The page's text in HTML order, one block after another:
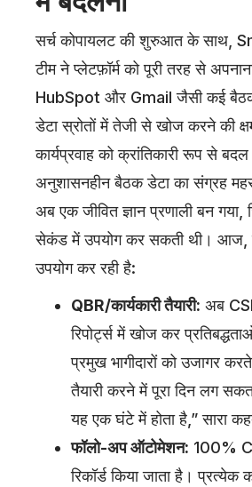
सर्च कोपायलट की शुरुआत के साथ,
टीम ने प्लेटफ़ॉर्म को पूरी तरह से
HubSpot और Gmail जैसी कई
डेटा स्रोतों में तेजी से खोज करने की
कार्यप्रवाह को क्रांतिकारी रूप से
अनुशासनहीन बैठक डेटा का संग्रह
अब एक जीवित ज्ञान प्रणाली बन
सेकंड में उपयोग कर सकती थी। आज,
उपयोग कर रही है:
QBR/कार्यकारी तैयारी: अब
रिपोर्ट्स में खोज कर
प्रमुख भागीदारों को उजागर
तैयारी करने में पूरा दिन लग
यह एक घंटे में होता है,” सारा
फॉलो-अप ऑटोमेशन: 100%
रिकॉर्ड किया जाता है। प्रत्येक